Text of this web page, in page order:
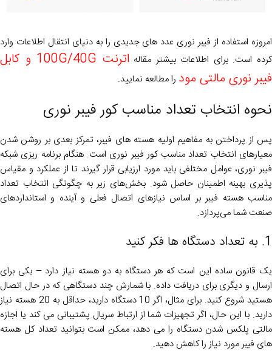
امروزه استفاده از فیبر نوری عدد های جدیدی را به دنیای انتقال اطلاعات وارد
کرده است. برای اطلاعات بیشتر مقاله
اترنت 100G/40G و کابل
فیبر نوری مالتی مود را مطالعه نمایید.
نحوه انتخاب تعداد مناسب کور فیبر نوری
پس از پرداختن به مفاهیم اولیه هسته های فیبر، تمرکز بعدی بر روشن شدن
معیارهای انتخاب تعداد مناسب کور فیبر نوری است. هنگام برنامه ریزی شبکه
فیبر نوری، عوامل مختلفی باید مورد ارزیابی قرار گیرند تا از عملکرد و مقیاس
پذیری بهینه اطمینان حاصل شود. بخش‌های زیر به چگونگی انتخاب تعداد
مناسب هسته فیبر بر اساس نیازهای اتصال فعلی و آینده و استانداردهای
صنعت شما می‌پردازد.
1. به تعداد دستگاه ها فکر کنید
یک قانون ساده این است که هر دستگاه به دو هسته نیاز دارد – یکی برای
ارسال و دیگری برای دریافت داده. با شمارش چند دستگاهی که در حال اتصال
هستید شروع کنید. برای مثال، اگر 10 دستگاه دارید، حداقل به 20 هسته نیاز
دارید. با این حال، اگر تجهیزات شما از ارتباط سریال پشتیبانی می کند یا اجازه
مالتی پلکس شدن دستگاه را می دهد، ممکن است بتوانید تعداد کل هسته
های فیبر مورد نیاز را کاهش دهید.